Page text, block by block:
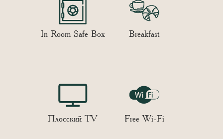
In Room Safe Box Breakfast
Плосский TV Free Wi-Fi